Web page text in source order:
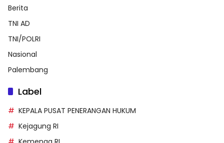
Berita
TNI AD
TNI/POLRI
Nasional
Palembang
Label
KEPALA PUSAT PENERANGAN HUKUM
Kejagung RI